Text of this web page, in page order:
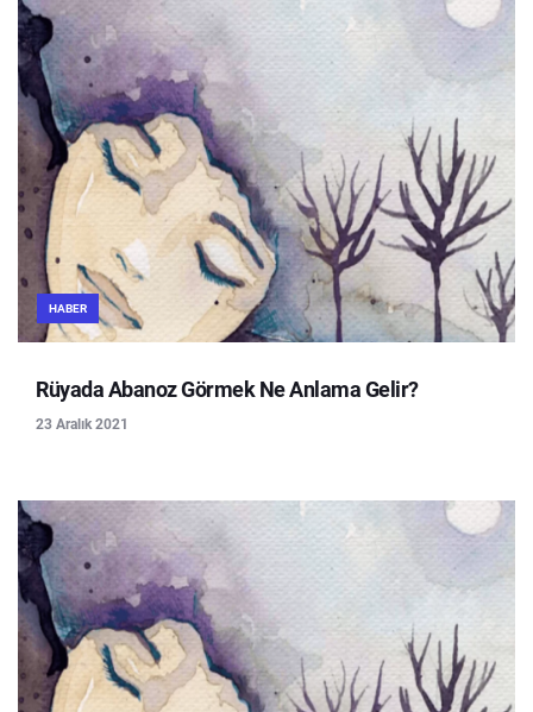
HABER
Rüyada Abanoz Görmek Ne Anlama Gelir?
23 Aralık 2021